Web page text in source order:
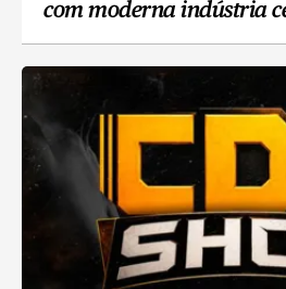
com moderna indústria